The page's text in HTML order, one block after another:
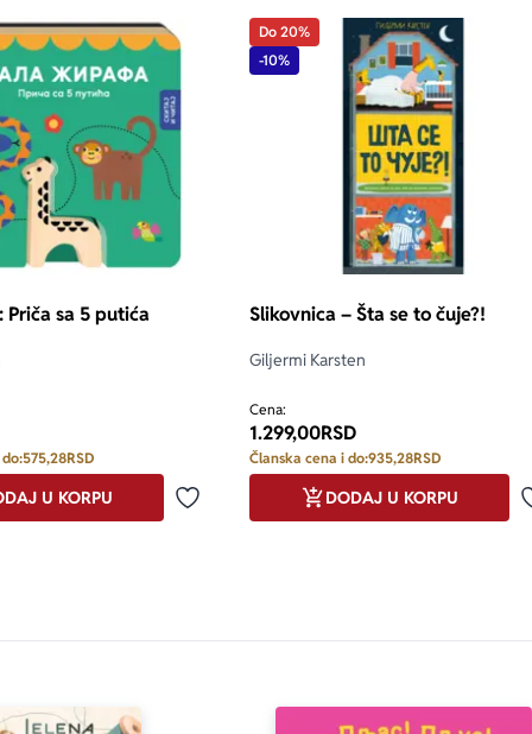
poliuretanska pena
Priča sa 5 putića
575,28RSD
Dodaj u omiljene
U KORPU
Do 20%
-10%
Slikovnica – Šta se to čuje?!
Giljermi Karsten
Cena:
1.299,00RSD
Članska cena i do:935,28RSD
DODAJ U KORPU